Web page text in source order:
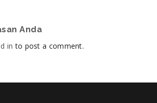
Anda
in to post a comment.